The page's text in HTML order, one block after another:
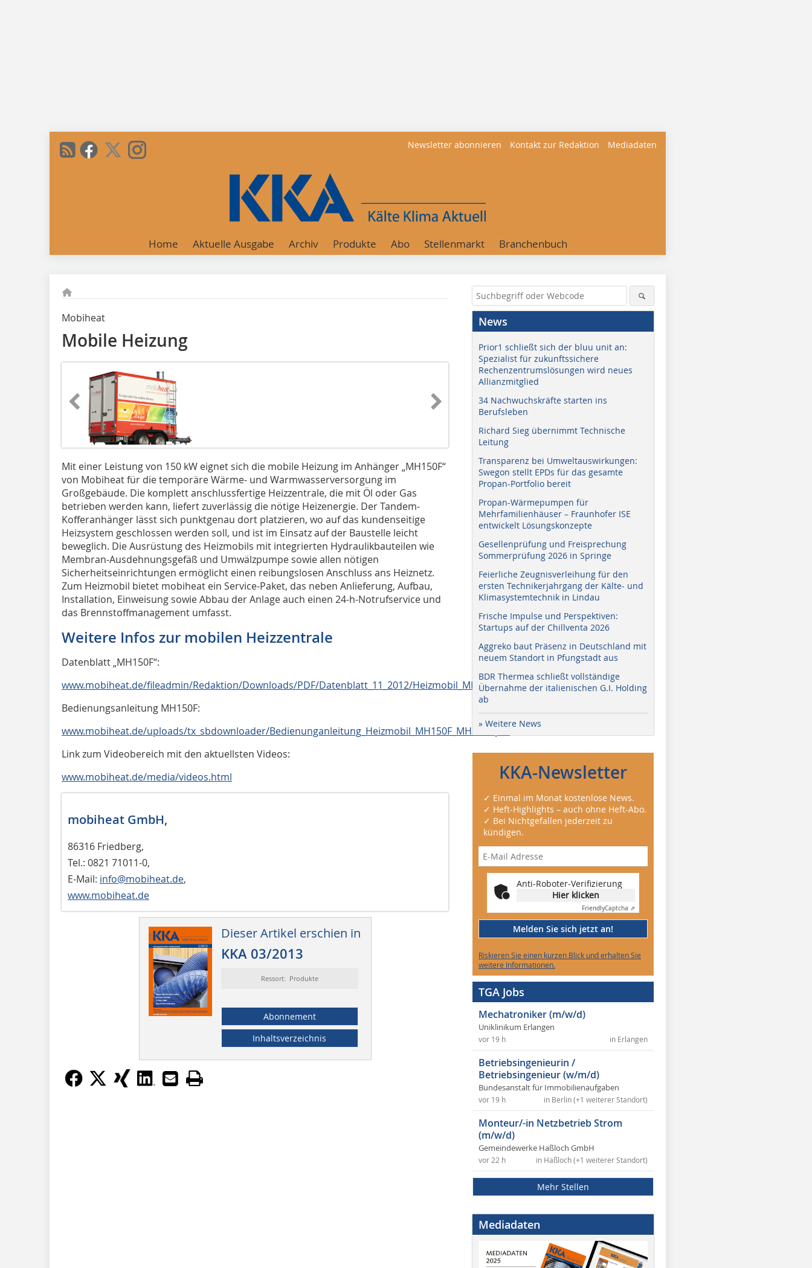
Newsletter abonnieren Kontakt zur Redaktion Mediadaten
Home Aktuelle Ausgabe Archiv Produkte Abo Stellenmarkt Branchenbuch
Mobiheat
Mobile Heizung
Mit einer Leistung von 150 kW eignet sich die mobile Heizung im Anhänger „MH150F“
von Mobiheat für die temporäre Wärme- und Warmwasserversorgung im
Großgebäude. Die komplett anschlussfertige Heizzentrale, die mit Öl oder Gas
betrieben werden kann, liefert zuverlässig die nötige Heizenergie. Der Tandem-
Kofferanhänger lässt sich punktgenau dort platzieren, wo auf das kundenseitige
Heizsystem geschlossen werden soll, und ist im Einsatz auf der Baustelle leicht
beweglich. Die Ausrüstung des Heizmobils mit inte­grierten Hydraulikbauteilen wie
Membran-Ausdehnungsgefäß und Umwälzpumpe sowie allen nötigen
Sicherheitseinrichtungen ermöglicht einen reibungslosen Anschluss ans Heiznetz.
Zum Heizmobil bietet mobiheat ein Service-Paket, das neben Anlieferung, Aufbau,
Installation, Einweisung sowie Abbau der Anlage auch einen 24-h-Notrufservice und
das Brennstoffmanagement umfasst.
Weitere Infos zur mobilen Heizzentrale
Datenblatt „MH150F“:
www.mobiheat.de/fileadmin/Redaktion/Downloads/PDF/Datenblatt_11_2012/Heizmobil_MH150F_mobiheat_Datenblatt.pdf
Bedienungsanleitung MH150F:
www.mobiheat.de/uploads/tx_sbdownloader/Bedienunganleitung_Heizmobil_MH150F_MH300F.pdf
Link zum Videobereich mit den aktuellsten Videos:
www.mobiheat.de/media/videos.html
mobiheat GmbH,
86316 Friedberg,
Tel.: 0821 71011-0,
E-Mail: info@mobiheat.de,
www.mobiheat.de
Dieser Artikel erschien in
KKA 03/2013
Ressort: Produkte
Abonnement
Inhaltsverzeichnis
News
Prior1 schließt sich der bluu unit an:
Spezialist für zukunftssichere
Rechenzentrumslösungen wird neues
Allianzmitglied
34 Nachwuchskräfte starten ins
Berufsleben
Richard Sieg übernimmt Technische
Leitung
Transparenz bei Umweltauswirkungen:
Swegon stellt EPDs für das gesamte
Propan-Portfolio bereit
Propan-Wärmepumpen für
Mehrfamilienhäuser – Fraunhofer ISE
entwickelt Lösungskonzepte
Gesellenprüfung und Freisprechung
Sommerprüfung 2026 in Springe
Feierliche Zeugnisverleihung für den
ersten Technikerjahrgang der Kälte- und
Klimasystemtechnik in Lindau
Frische Impulse und Perspektiven:
Startups auf der Chillventa 2026
Aggreko baut Präsenz in Deutschland mit
neuem Standort in Pfungstadt aus
BDR Thermea schließt vollständige
Übernahme der italienischen G.I. Holding
ab
» Weitere News
KKA-Newsletter
✓ Einmal im Monat kostenlose News.
✓ Heft-Highlights – auch ohne Heft-Abo.
✓ Bei Nichtgefallen jederzeit zu
kündigen.
Anti-Roboter-Verifizierung
Hier klicken
FriendlyCaptcha ⇗
Melden Sie sich jetzt an!
Riskieren Sie einen kurzen Blick und erhalten Sie
weitere Informationen.
TGA Jobs
Mechatroniker (m/w/d)
Uniklinikum Erlangen
in Erlangen
vor 19 h
Betriebsingenieurin /
Betriebsingenieur (w/m/d)
Bundesanstalt für Immobilienaufgaben
in Berlin (+1 weiterer Standort)
vor 19 h
Monteur/-in Netzbetrieb Strom
(m/w/d)
Gemeindewerke Haßloch GmbH
in Haßloch (+1 weiterer Standort)
vor 22 h
Mehr Stellen
Mediadaten